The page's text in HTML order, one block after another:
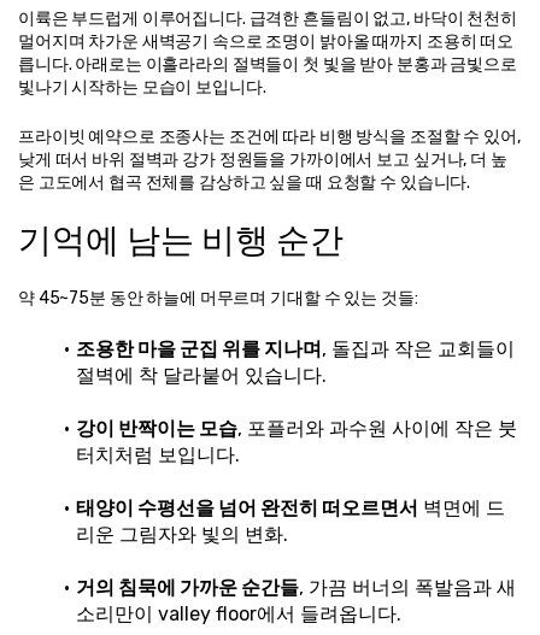
이륙은 부드럽게 이루어집니다. 급격한 흔들림이 없고, 바닥이 천천히
멀어지며 차가운 새벽공기 속으로 조명이 밝아올 때까지 조용히 떠오
릅니다. 아래로는 이흘라라의 절벽들이 첫 빛을 받아 분홍과 금빛으로
빛나기 시작하는 모습이 보입니다.
프라이빗 예약으로 조종사는 조건에 따라 비행 방식을 조절할 수 있어,
낮게 떠서 바위 절벽과 강가 정원들을 가까이에서 보고 싶거나, 더 높
은 고도에서 협곡 전체를 감상하고 싶을 때 요청할 수 있습니다.
기억에 남는 비행 순간
약 45~75분 동안 하늘에 머무르며 기대할 수 있는 것들:
조용한 마을 군집 위를 지나며 , 돌집과 작은 교회들이
절벽에 착 달라붙어 있습니다.
강이 반짝이는 모습, 포플러와 과수원 사이에 작은 붓
터치처럼 보입니다.
태양이 수평선을 넘어 완전히 떠오르면서 벽면에 드
리운 그림자와 빛의 변화.
거의 침묵에 가까운 순간들, 가끔 버너의 폭발음과 새
소리만이 valley floor에서 들려옵니다.